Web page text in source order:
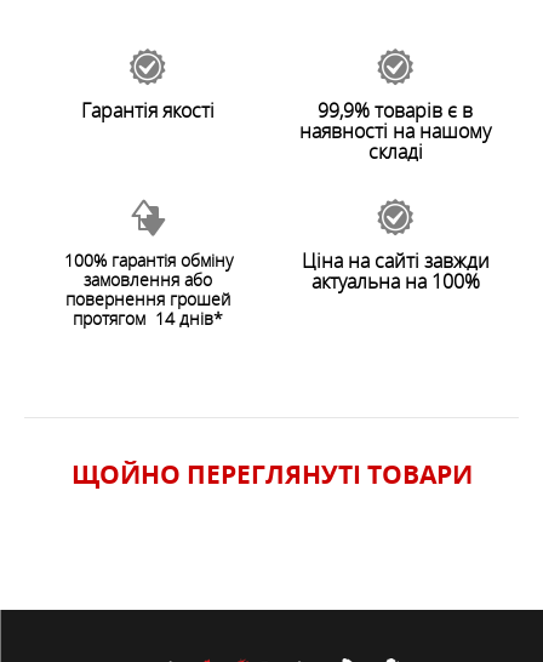
ЗАЛИШИТИ ВІДГУК
Гарантія якості 99,9% товарів є в
наявності на нашому
складі
100% гарантія обміну
замовлення або
повернення грошей
протягом 14 днів*
Ціна на сайті завжди
актуальна на 100%
ЩОЙНО ПЕРЕГЛЯНУТI ТОВАРИ